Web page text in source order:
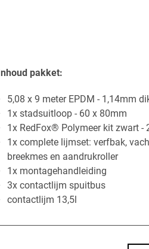
Inhoud p​akket:
​5,08 x 9 meter EPDM - 1,14mm
1x stadsuitloop - 60 x 80mm
​1x RedFox® Polymeer kit zwart -
1x complete lijmset: verfbak,
breekmes en aandrukroller
1x montagehandleiding
3x contactlijm spuitbus ​
contactlijm 13,5l